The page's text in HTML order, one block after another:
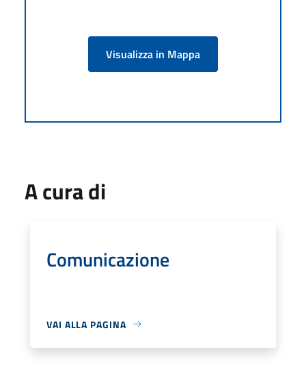
Visualizza in Mappa
A cura di
Comunicazione
VAI ALLA PAGINA